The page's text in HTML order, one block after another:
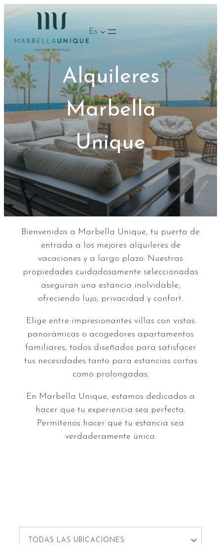
al
contenido
Es
Alquileres
Marbella
Unique
Bienvenidos a Marbella Unique, tu puerta de
entrada a los mejores alquileres de
vacaciones y a largo plazo. Nuestras
propiedades cuidadosamente seleccionadas
aseguran una estancia inolvidable,
ofreciendo lujo, privacidad y confort.
Elige entre impresionantes villas con vistas
panorámicas o acogedores apartamentos
familiares, todos diseñados para satisfacer
tus necesidades tanto para estancias cortas
como prolongadas.
En Marbella Unique, estamos dedicados a
hacer que tu experiencia sea perfecta.
Permítenos hacer que tu estancia sea
verdaderamente única.
TODAS LAS UBICACIONES